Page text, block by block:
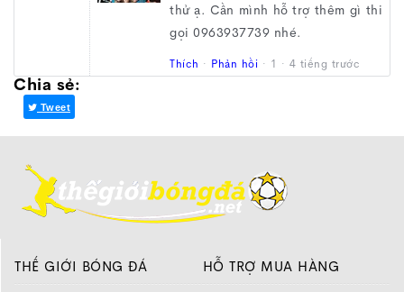
thử ạ. Cần mình hỗ trợ thêm gì thi
gọi 0963937739 nhé.
Thích · Phản hồi · 1 · 4 tiếng trước
Chia sẻ:
Tweet
THẾ GIỚI BÓNG ĐÁ HỖ TRỢ MUA HÀNG